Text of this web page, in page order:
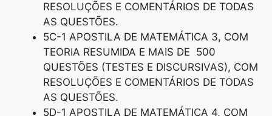
RESOLUÇÕES E COMENTÁRIOS DE TODAS
AS QUESTÕES.
5C-1 APOSTILA DE MATEMÁTICA 3, COM
TEORIA RESUMIDA E MAIS DE 500
QUESTÕES (TESTES E DISCURSIVAS), COM
RESOLUÇÕES E COMENTÁRIOS DE TODAS
AS QUESTÕES.
5D-1 APOSTILA DE MATEMÁTICA 4, COM